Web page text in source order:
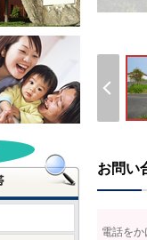
お問い
電話をか